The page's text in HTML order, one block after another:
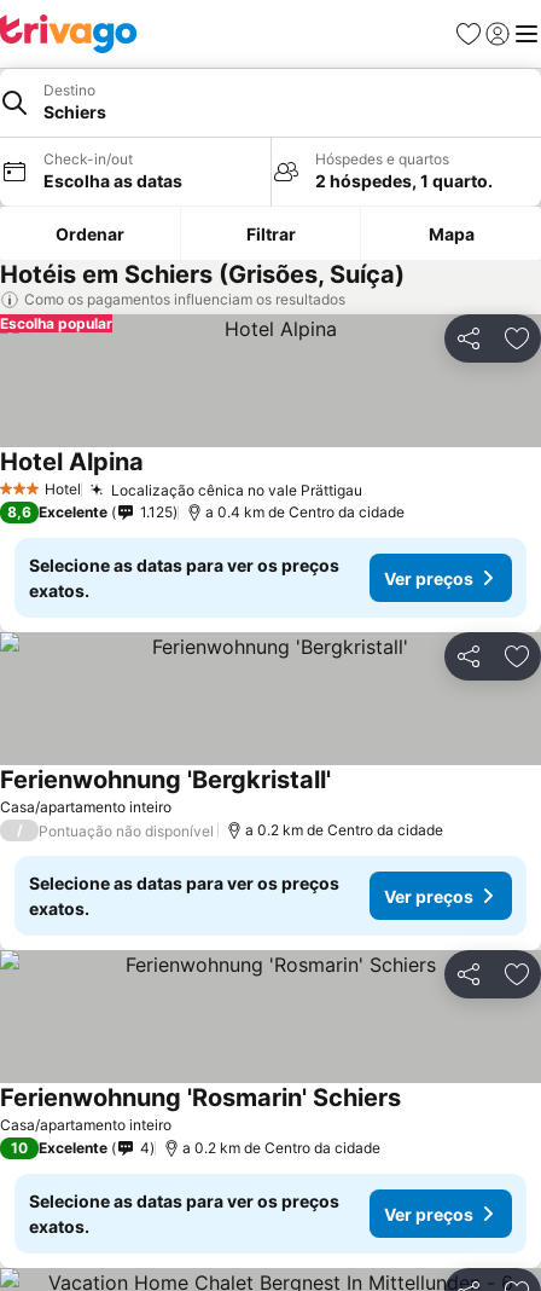
Favoritos
Iniciar
Destino
Schiers
Check-in/out
Escolha as datas
Hóspedes e quartos
2 hóspedes, 1 quarto.
Ordenar Filtrar Mapa
Hotéis em Schiers (Grisões, Suíça)
Como os pagamentos influenciam os resultados
Partilhar
Escolha popular
3 EstrelasHotel Localização cênica no vale Prättigau
Hotel Alpina
8,6 Excelente 1.125 a 0.4 km de Centro da cidade
Selecione as datas para ver os preços
exatos.
Ver preços
Partilhar
Casa/apartamento inteiro
Ferienwohnung 'Bergkristall'
/ Pontuação não disponível a 0.2 km de Centro da cidade
Selecione as datas para ver os preços
exatos.
Ver preços
Partilhar
Casa/apartamento inteiro
Ferienwohnung 'Rosmarin' Schiers
10 Excelente 4 a 0.2 km de Centro da cidade
Selecione as datas para ver os preços
exatos.
Ver preços